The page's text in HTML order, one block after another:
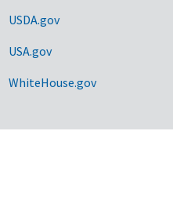
USDA.gov
USA.gov
WhiteHouse.gov